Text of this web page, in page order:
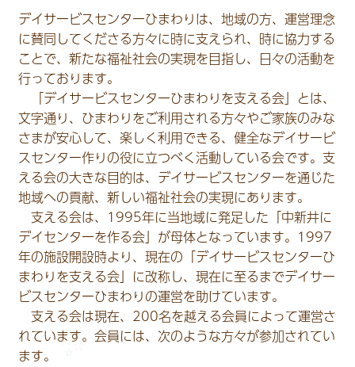
デイサービスセンターひまわりは、地域の方、運営理念
に賛同してくださる方々に時に支えられ、時に協力する
ことで、新たな福祉社会の実現を目指し、日々の活動を
行っております。
「デイサービスセンターひまわりを支える会」とは、
文字通り、ひまわりをご利用される方々やご家族のみな
さまが安心して、楽しく利用できる、健全なデイサービ
スセンター作りの役に立つべく活動している会です。支
える会の大きな目的は、デイサービスセンターを通じた
地域への貢献、新しい福祉社会の実現にあります。
支える会は、1995年に当地域に発足した「中新井に
デイセンターを作る会」が母体となっています。1997
年の施設開設時より、現在の「デイサービスセンターひ
まわりを支える会」に改称し、現在に至るまでデイサー
ビスセンターひまわりの運営を助けています。
支える会は現在、200名を越える会員によって運営さ
れています。会員には、次のような方々が参加されてい
ます。